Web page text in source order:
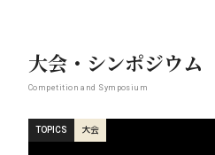
大会・シンポジウム
Competition and Symposium
TOPICS シンポジウム
TOPICS 大会
TOPICS シンポジウム
TOPICS 大会
TOPICS 大会